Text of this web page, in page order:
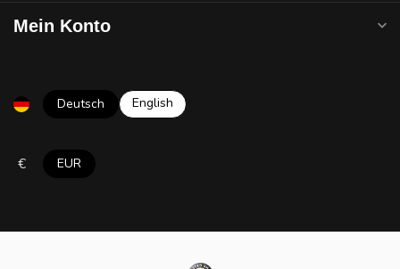
Mein Konto
Deutsch English
€ EUR